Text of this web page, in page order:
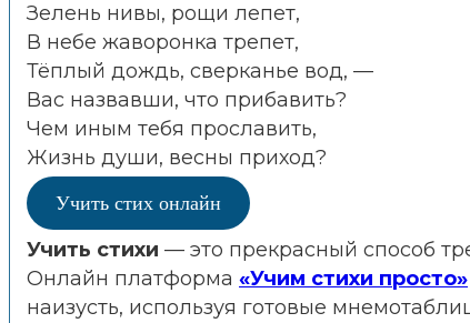
Зелень нивы, рощи лепет,
В небе жаворонка трепет,
Тёплый дождь, сверканье вод, —
Вас назвавши, что прибавить?
Чем иным тебя прославить,
Жизнь души, весны приход?
Учить стих онлайн
Учить стихи — это прекрасный способ
Онлайн платформа «Учим стихи просто»
наизусть, используя готовые